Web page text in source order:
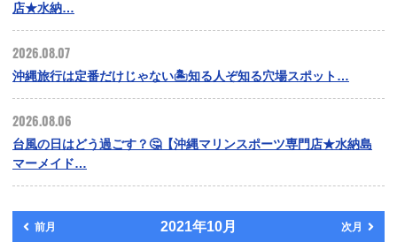
店★水納…
2026.08.07
沖縄旅行は定番だけじゃない🏝️知る人ぞ知る穴場スポット…
2026.08.06
台風の日はどう過ごす？🤔【沖縄マリンスポーツ専門店★水納島
マーメイド…
前月 2021年10月 次月